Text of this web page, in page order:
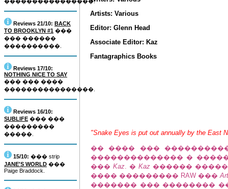
Reviews 21/10: BACK
TO BROOKLYN #1 ���
��� ������
����������.
Reviews 17/10:
NOTHING NICE TO SAY
��� ��� ����
����������������.
Reviews 16/10:
SUBLIFE ��� ���
���������
�����.
15/10: ��� strip
JANE'S WORLD ���
Paige Braddock.
Artists: Various
Editor: Glenn Head
Associate Editor: Kaz
Fantagraphics Books
"Snake Eyes is put out annually by the East
�� ���� ���
�������������� �
��� Kaz. � Kaz������
���� ��������� RAW ���
������� ��� ��������